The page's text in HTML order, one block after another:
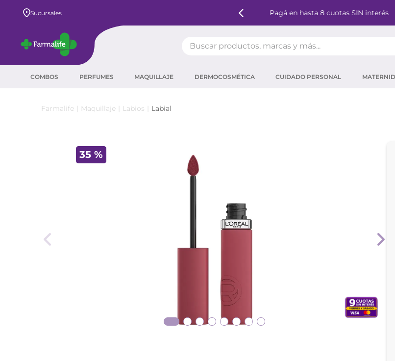
Sucursales Pagá en hasta 8 cuotas SIN interés
COMBOS PERFUMES MAQUILLAJE DERMOCOSMÉTICA CUIDADO PERSONAL
Maquillaje Labios Labial
35 %
máscara pestañas
roche posay